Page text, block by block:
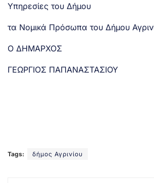
Υπηρεσίες του Δήμου
τα Νομικά Πρόσωπα του Δήμου
Ο ΔΗΜΑΡΧΟΣ
ΓΕΩΡΓΙΟΣ ΠΑΠΑΝΑΣΤΑΣΙΟΥ
Tags: δήμος Αγρινίου